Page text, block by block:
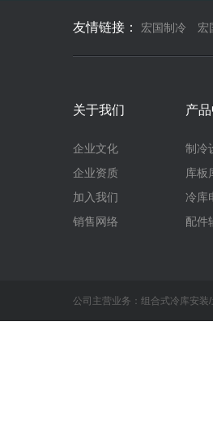
友情链接： 宏国制冷 宏
关于我们
企业文化
企业资质
加入我们
销售网络
产
制冷
库板
冷库
配件
公司主营业务：组合式冷库安